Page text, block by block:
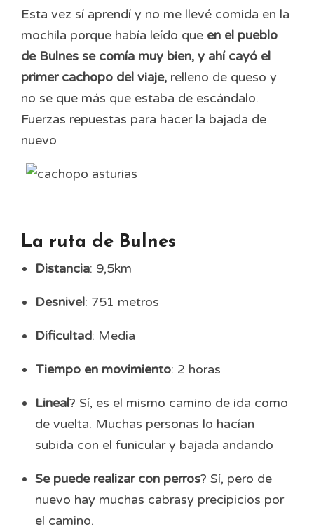
Esta vez sí aprendí y no me llevé comida en la
mochila porque había leído que en el pueblo
de Bulnes se comía muy bien, y ahí cayó el
primer cachopo del viaje, relleno de queso y
no se que más que estaba de escándalo.
Fuerzas repuestas para hacer la bajada de
nuevo
La ruta de Bulnes
Distancia: 9,5km
Desnivel: 751 metros
Dificultad: Media
Tiempo en movimiento: 2 horas
Lineal? Sí, es el mismo camino de ida como
de vuelta. Muchas personas lo hacían
subida con el funicular y bajada andando
Se puede realizar con perros? Sí, pero de
nuevo hay muchas cabrasy precipicios por
el camino.